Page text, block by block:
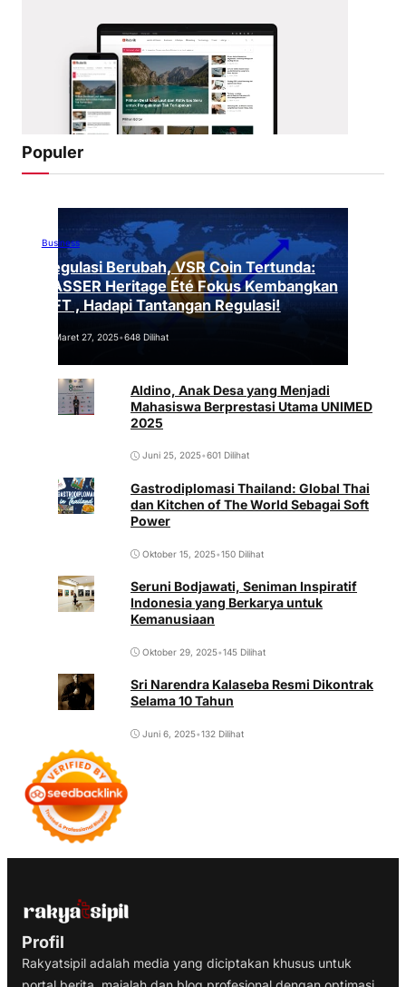
Populer
Business
Regulasi Berubah, VSR Coin Tertunda:
VASSER Heritage Été Fokus Kembangkan
NFT , Hadapi Tantangan Regulasi!
Maret 27, 2025•648 Dilihat
Aldino, Anak Desa yang Menjadi
Mahasiswa Berprestasi Utama UNIMED
2025
Juni 25, 2025•601 Dilihat
Gastrodiplomasi Thailand: Global Thai
dan Kitchen of The World Sebagai Soft
Power
Oktober 15, 2025•150 Dilihat
Seruni Bodjawati, Seniman Inspiratif
Indonesia yang Berkarya untuk
Kemanusiaan
Oktober 29, 2025•145 Dilihat
Sri Narendra Kalaseba Resmi Dikontrak
Selama 10 Tahun
Juni 6, 2025•132 Dilihat
Profil
Rakyatsipil adalah media yang diciptakan khusus untuk